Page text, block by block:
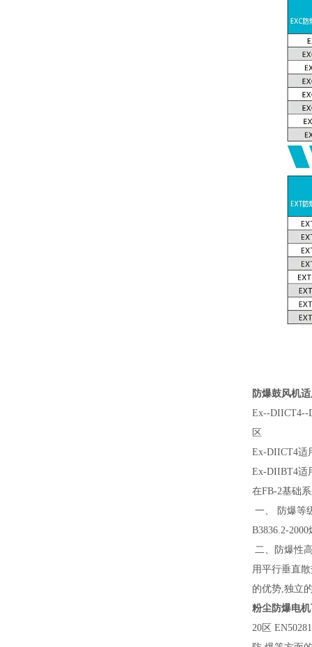
防爆鼓风机
Ex--DIICT4--
区
Ex-DIICT4适
Ex-DIIBT4适
在FB-2基础
一、 防爆等
B3836.2-
二、防爆性
用平行垂直
的优势,独立
粉尘防爆电
20区